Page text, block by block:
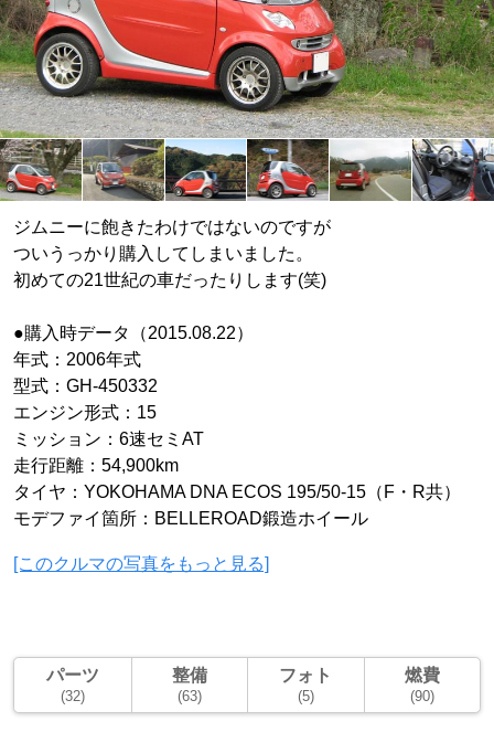
ジムニーに飽きたわけではないのですが
ついうっかり購入してしまいました。
初めての21世紀の車だったりします(笑)
●購入時データ（2015.08.22）
年式：2006年式
型式：GH-450332
エンジン形式：15
ミッション：6速セミAT
走行距離：54,900km
タイヤ：YOKOHAMA DNA ECOS 195/50-15（F・R共）
モデファイ箇所：BELLEROAD鍛造ホイール
[このクルマの写真をもっと見る]
パーツ
(32)
整備
(63)
フォト
(5)
燃費
(90)